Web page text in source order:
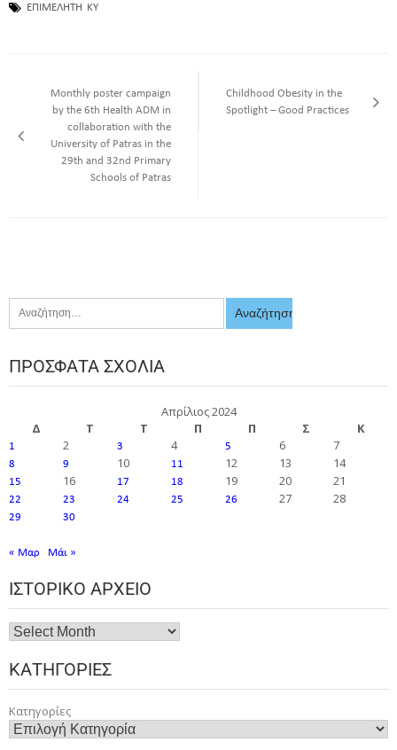
ΕΠΙΜΕΛΗΤΗ ΚΥ
Monthly poster campaign
by the 6th Health ADM in
collaboration with the
University of Patras in the
29th and 32nd Primary
Schools of Patras
Childhood Obesity in the
Spotlight – Good Practices
ΠΡΌΣΦΑΤΑ ΣΧΌΛΙΑ
Απρίλιος 2024
Δ
Τ Τ Π Π Σ Κ
1 2 3 4 5 6 7
8 9 10 11 12 13 14
15 16 17 18 19 20 21
22 23 24 25 26 27 28
29 30
« Μαρ Μάι »
ΙΣΤΟΡΙΚΌ ΑΡΧΕΊΟ
ΚΑΤΗΓΟΡΊΕΣ
Κατηγορίες